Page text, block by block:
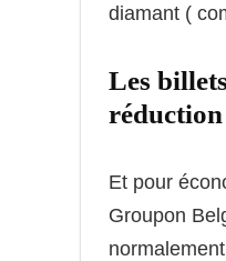
diamant (
Les
réduction
Et pour
Groupon